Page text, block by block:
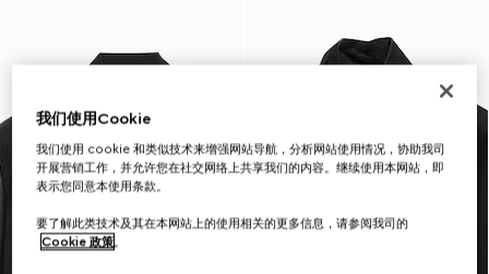
我们使用Cookie
我们使用 cookie 和类似技术来增强网站导航，分析网站使用情况，协助我司
开展营销工作，并允许您在社交网络上共享我们的内容。继续使用本网站，即
表示您同意本使用条款。
要了解此类技术及其在本网站上的使用相关的更多信息，请参阅我司的
Cookie 政策。